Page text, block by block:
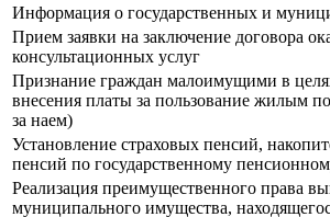
Информация о государственных и
Прием заявки на заключение договора
консультационных услуг
Признание граждан малоимущими в
внесения платы за пользование жилым
за наем)
Установление страховых пенсий,
пенсий по государственному
Реализация преимущественного права
муниципального имущества,